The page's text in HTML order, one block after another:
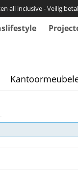
all inclusive - Veilig